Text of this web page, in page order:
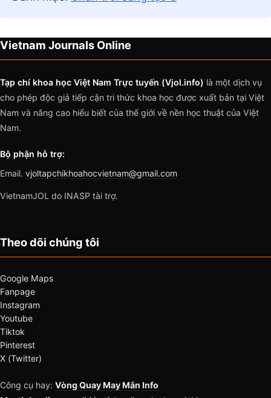
Vietnam Journals Online
Tạp chí khoa học Việt Nam Trực tuyến (Vjol.info) là một dịch vụ
cho phép độc giả tiếp cận tri thức khoa học được xuất bản tại Việt
Nam và nâng cao hiểu biết của thế giới về nền học thuật của Việt
Nam.
Bộ phận hỗ trợ:
Email. vjoltapchikhoahocvietnam@gmail.com
VietnamJOL do INASP tài trợ.
Theo dõi chúng tôi
Google Maps
Fanpage
Instagram
Youtube
Tiktok
Pinterest
X (Twitter)
Công cụ hay: Vòng Quay May Mắn Info